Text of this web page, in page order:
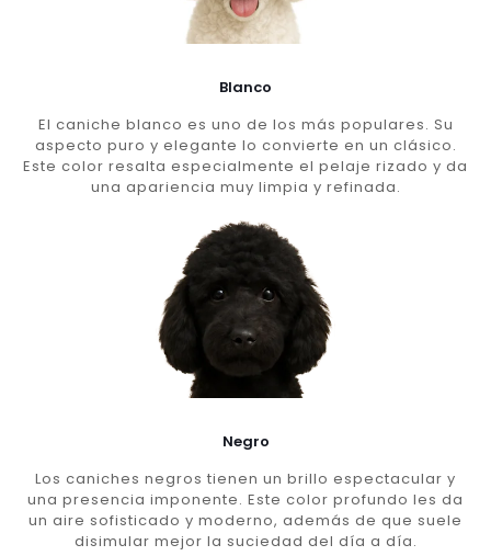
Blanco
El caniche blanco es uno de los más populares. Su
aspecto puro y elegante lo convierte en un clásico.
Este color resalta especialmente el pelaje rizado y da
una apariencia muy limpia y refinada.
Negro
Los caniches negros tienen un brillo espectacular y
una presencia imponente. Este color profundo les da
un aire sofisticado y moderno, además de que suele
disimular mejor la suciedad del día a día.